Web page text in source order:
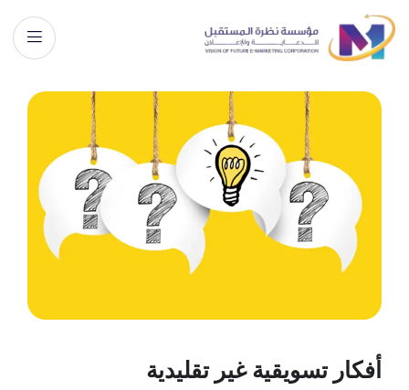
أفكار تسويقية غير تقليدية